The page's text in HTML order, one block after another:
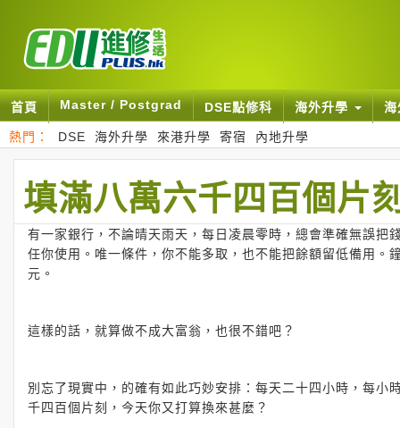
首頁 Master / Postgrad DSE點修科 海外升學
熱門： DSE 海外升學 來港升學 寄宿 內地升學
填滿八萬六千四百個片
有一家銀行，不論晴天雨天，每日凌晨零時，總會準確無誤
任你使用。唯一條件，你不能多取，也不能把餘額留低備用
元。
這樣的話，就算做不成大富翁，也很不錯吧？
別忘了現實中，的確有如此巧妙安排：每天二十四小時，每
千四百個片刻，今天你又打算換來甚麼？